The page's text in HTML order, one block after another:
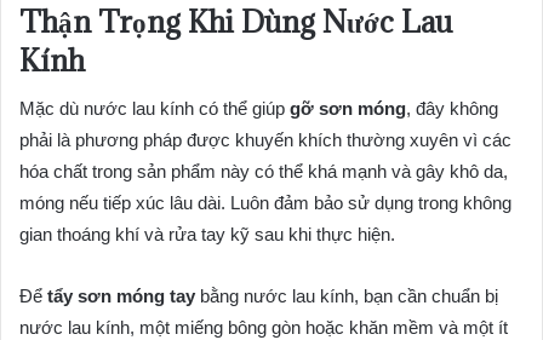
Thận Trọng Khi Dùng Nước Lau
Kính
Mặc dù nước lau kính có thể giúp gỡ sơn móng, đây không
phải là phương pháp được khuyến khích thường xuyên vì các
hóa chất trong sản phẩm này có thể khá mạnh và gây khô da,
móng nếu tiếp xúc lâu dài. Luôn đảm bảo sử dụng trong không
gian thoáng khí và rửa tay kỹ sau khi thực hiện.
Để tẩy sơn móng tay bằng nước lau kính, bạn cần chuẩn bị
nước lau kính, một miếng bông gòn hoặc khăn mềm và một ít